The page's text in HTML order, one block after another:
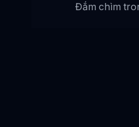
Đắm chìm